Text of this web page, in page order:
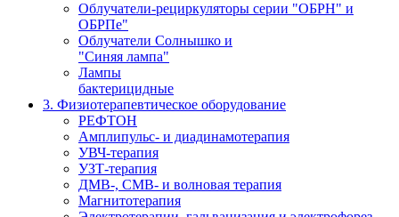
Облучатели-рециркуляторы серии "ОБРН" и
ОБРПе"
Облучатели Солнышко и
"Синяя лампа"
Лампы
бактерицидные
3. Физиотерапевтическое оборудование
РЕФТОН
Амплипульс- и диадинамотерапия
УВЧ-терапия
УЗТ-терапия
ДМВ-, СМВ- и волновая терапия
Магнитотерапия